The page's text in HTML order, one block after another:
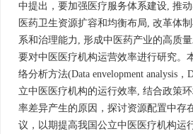
中提出，要加强医疗服务体系建设, 推
医药卫生资源扩容和均衡布局, 改革体
系和治理能力, 形成中医药产业的高质
要对中医医疗机构运营效率进行研究。
络分析方法(Data envelopment analysis
立中医医疗机构的运行效率, 结合政策
率差异产生的原因，探讨资源配置中存
议，以期提高我国公立中医医疗机构运